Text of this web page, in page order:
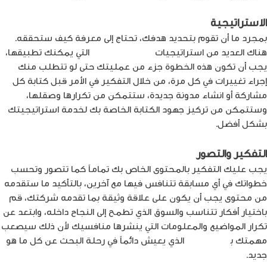
الاستراتيجية
بمجرد ما أن تقوم بتحديد هدفك، تحتاج إلى معرفة كيف ستحققه.
هناك العديد من استراتيجيات
التي يمكنك تطبيقها،
يجب أن تكون هذه الخطوة جزء من عمليتك حتى لو تتطلب منك
إجراء تغييرات في كل مرة، من خلال التفكير في الأمر قبل كتابة كل
مشاركة أو انشاء مدونة جديدة، ستتمكن من تكرارها وصقلها،
وستتمكن من تركيز جهود الكتابة الخاصة بك لخدمة استراتيجيتك
بشكل أفضل.
التفكير والتصور
يجب عليك التفكير بالمحتوى الخاص بك تمامـاً كما تتصور وتحسب
خطواتك في أي مسابقة تتنافس فيها مع آخرين، بالتأكيد ما ستقدمه
من محتوى يجب أن يكون على علاقة وثيقة بما تقدمه شركتك، قم
باختيار أفكار تتناسب والسوق الذي تطمح إلى النجاح داخله، وابتعد عن
تكرار المواضيع والمعلومات التي ينشرها منافسيك لأن ذلك سيصعب
مهمتك بجذب القارئ
الذي يعيش دائماً في رحلة البحث عن كل ما هو
جديد.